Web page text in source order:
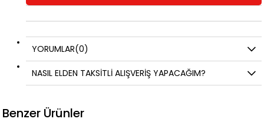
YORUMLAR(0)
NASIL ELDEN TAKSİTLİ ALIŞVERİŞ YAPACAĞIM?
Benzer Ürünler